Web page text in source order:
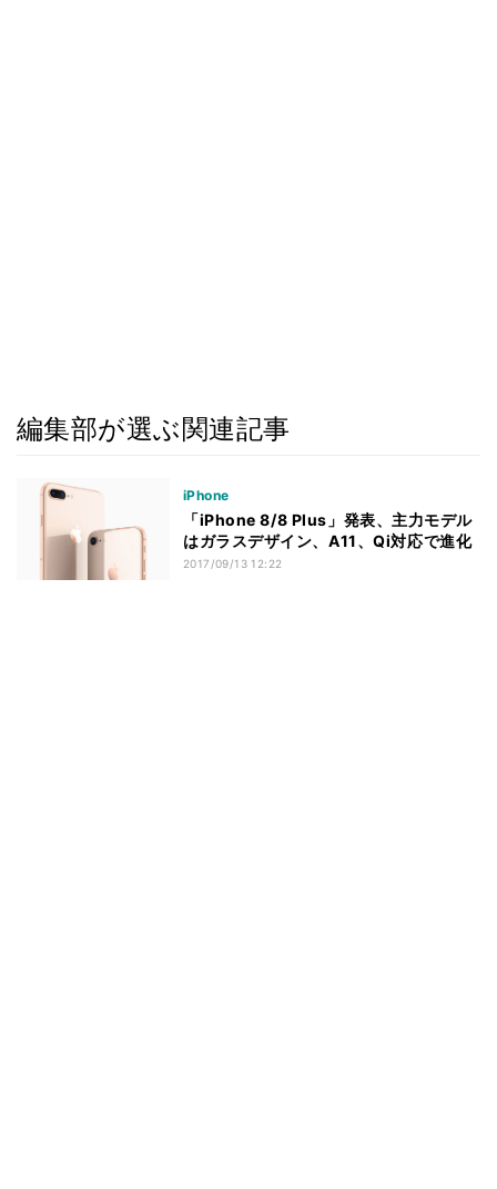
編集部が選ぶ関連記事
iPhone
「iPhone 8/8 Plus」発表、主力モデル
はガラスデザイン、A11、Qi対応で進化
2017/09/13 12:22